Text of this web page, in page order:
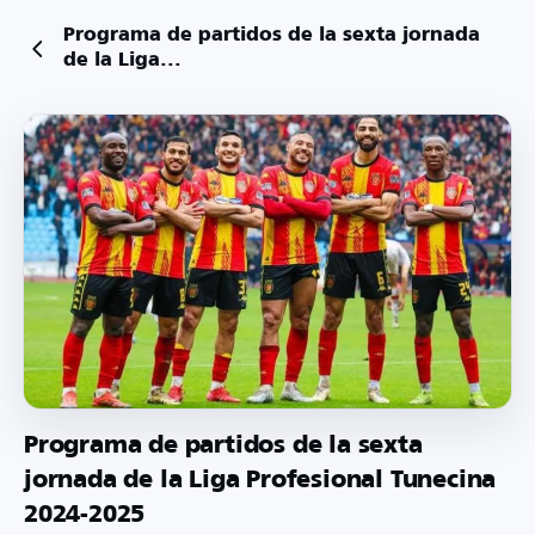
Programa de partidos de la sexta jornada
de la Liga...
Programa de partidos de la sexta
jornada de la Liga Profesional Tunecina
2024-2025